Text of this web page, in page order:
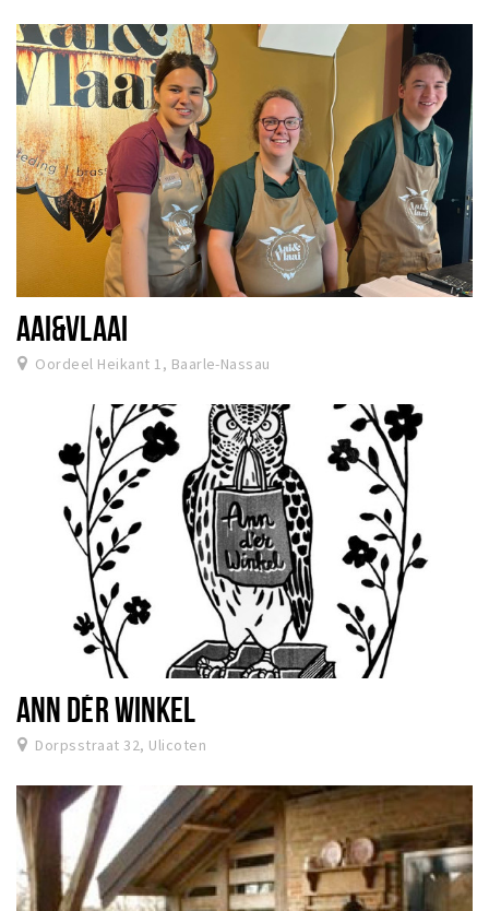
Natuurgebieden
De Grensvallei
Partner worden
Inloggen
AAI&VLAAI
Oordeel Heikant 1, Baarle-Nassau
ANN DÉR WINKEL
Dorpsstraat 32, Ulicoten